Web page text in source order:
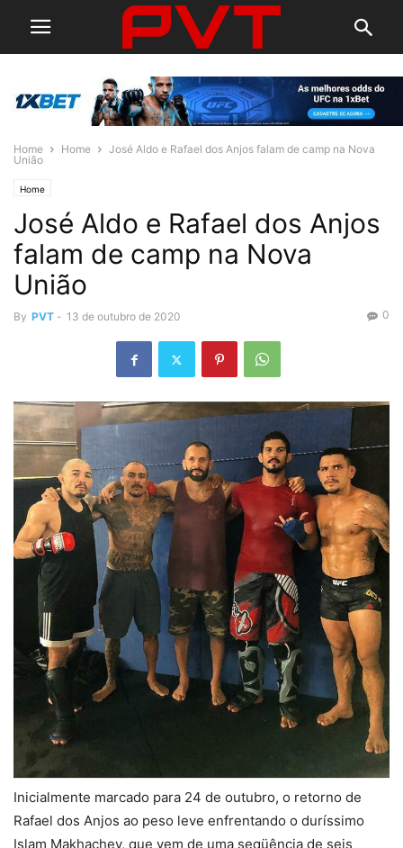
Home Home
José Aldo e Rafael dos Anjos falam de camp na Nova
União
Home
José Aldo e Rafael dos Anjos
falam de camp na Nova
União
By PVT - 13 de outubro de 2020 0
Inicialmente marcado para 24 de outubro, o retorno de
Rafael dos Anjos ao peso leve enfrentando o duríssimo
Islam Makhachev, que vem de uma seqüência de seis